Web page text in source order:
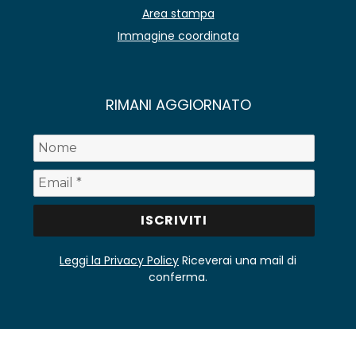
Area stampa
Immagine coordinata
RIMANI AGGIORNATO
Leggi la Privacy Policy Riceverai una mail di
conferma.